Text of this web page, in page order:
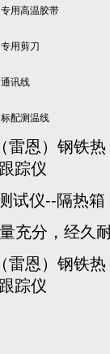
专用高温胶带
专用剪刀
通讯线
标配测温线
试仪--隔热箱
充分，经久